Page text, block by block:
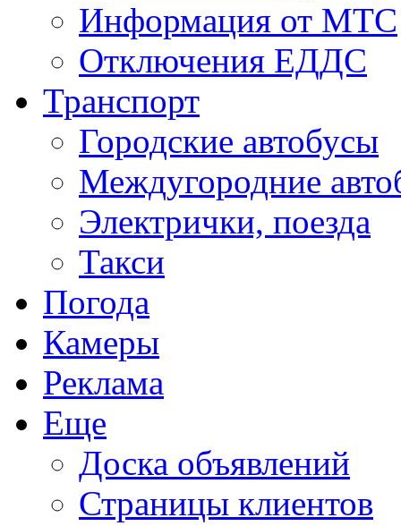
Информация от МТС
Отключения ЕДДС
Транспорт
Городские автобусы
Междугородние
Электрички, поезда
Такси
Погода
Камеры
Реклама
Еще
Доска объявлений
Страницы клиентов